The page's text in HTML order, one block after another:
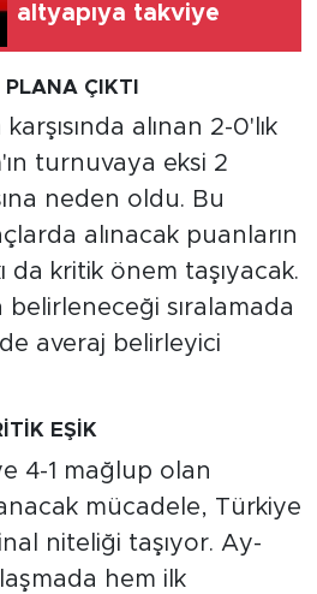
altyapıya takviye
ÇIKTI
alınan 2-0'lık
turnuvaya eksi 2
neden oldu. Bu
alınacak puanların
da kritik önem taşıyacak.
sıralamada
averaj belirleyici
EŞİK
4-1 mağlup olan
mücadele, Türkiye
niteliği taşıyor. Ay-
hem ilk